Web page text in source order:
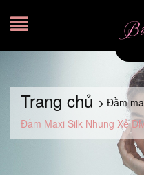
Trang chủ
Đầm
Đầm Maxi Silk Nhung Xẻ